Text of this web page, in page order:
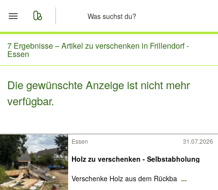
Start
Merkliste
Nachrichten
7 Ergebnisse –Artikel zu verschenken in Frillendorf -
Essen
Die gewünschte Anzeige ist nicht mehr
verfügbar.
Essen 31.07.2026
Holz zu verschenken - Selbstabholung
Verschenke Holz aus dem Rückba ...